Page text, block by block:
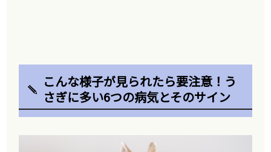
こんな様子が見られたら要注意！う
さぎに多い6つの病気とそのサイン